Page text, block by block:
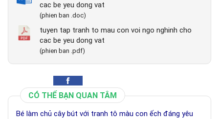
cac be yeu dong vat
(phien ban .doc)
tuyen tap tranh to mau con voi ngo nghinh cho
cac be yeu dong vat
(phien ban .pdf)
CÓ THỂ BẠN QUAN TÂM
Bé làm chủ cây bút với tranh tô màu con ếch đáng yêu